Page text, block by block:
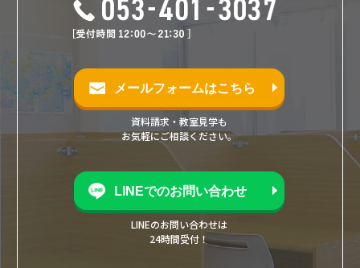
メールフォームはこちら
資料請求・教室見学も
お気軽にご相談ください。
LINEでのお問い合わせ
LINEのお問い合わせは
24時間受付！